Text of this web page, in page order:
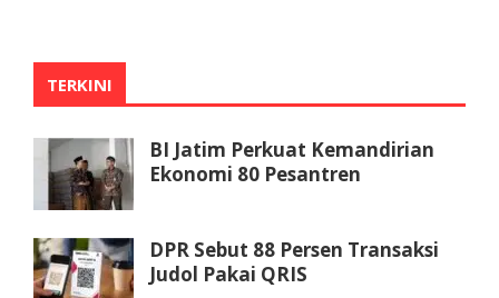
TERKINI
BI Jatim Perkuat Kemandirian
Ekonomi 80 Pesantren
DPR Sebut 88 Persen Transaksi
Judol Pakai QRIS